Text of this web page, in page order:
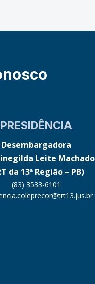
PRESIDÊNCIA
Desembargadora
Leite Machado
da 13ª Região – PB)
(83) 3533-6101